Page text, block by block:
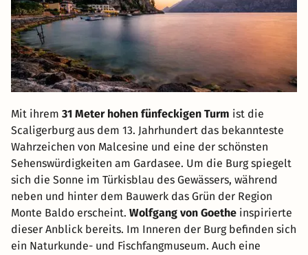
Mit ihrem 31 Meter hohen fünfeckigen Turm ist die
Scaligerburg aus dem 13. Jahrhundert das bekannteste
Wahrzeichen von Malcesine und eine der schönsten
Sehenswürdigkeiten am Gardasee. Um die Burg spiegelt
sich die Sonne im Türkisblau des Gewässers, während
neben und hinter dem Bauwerk das Grün der Region
Monte Baldo erscheint. Wolfgang von Goethe inspirierte
dieser Anblick bereits. Im Inneren der Burg befinden sich
ein Naturkunde- und Fischfangmuseum. Auch eine